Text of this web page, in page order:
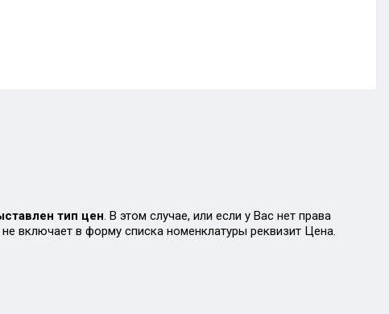
тип цен. В этом случае, или если у Вас нет права
включает в форму списка номенклатуры реквизит Цена.